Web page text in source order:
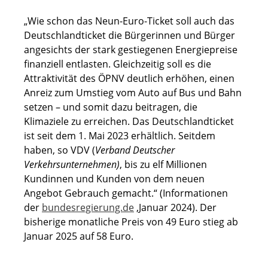
„Wie schon das Neun-Euro-Ticket soll auch das
Deutschlandticket die Bürgerinnen und Bürger
angesichts der stark gestiegenen Energiepreise
finanziell entlasten. Gleichzeitig soll es die
Attraktivität des ÖPNV deutlich erhöhen, einen
Anreiz zum Umstieg vom Auto auf Bus und Bahn
setzen – und somit dazu beitragen, die
Klimaziele zu erreichen. Das Deutschlandticket
ist seit dem 1. Mai 2023 erhältlich. Seitdem
haben, so VDV (Verband Deutscher
Verkehrsunternehmen), bis zu elf Millionen
Kundinnen und Kunden von dem neuen
Angebot Gebrauch gemacht.“ (Informationen
der bundesregierung.de ,Januar 2024). Der
bisherige monatliche Preis von 49 Euro stieg ab
Januar 2025 auf 58 Euro.